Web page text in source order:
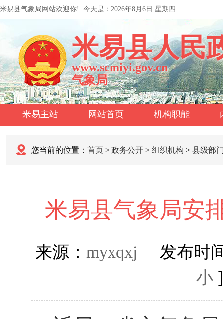
米易县气象局网站欢迎你! 今天是： 2026年8月6日 星期四
米易县人民
www.scmiyi.gov.cn
气象局
米易主站 网站首页 机构职能
您当前的位置： 首页 > 政务公开 > 组织机构 > 县级部
米易县气象局安
来源： myxqxj 发布时
小